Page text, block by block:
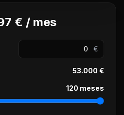
€ / mes
€
53.000 €
120 meses